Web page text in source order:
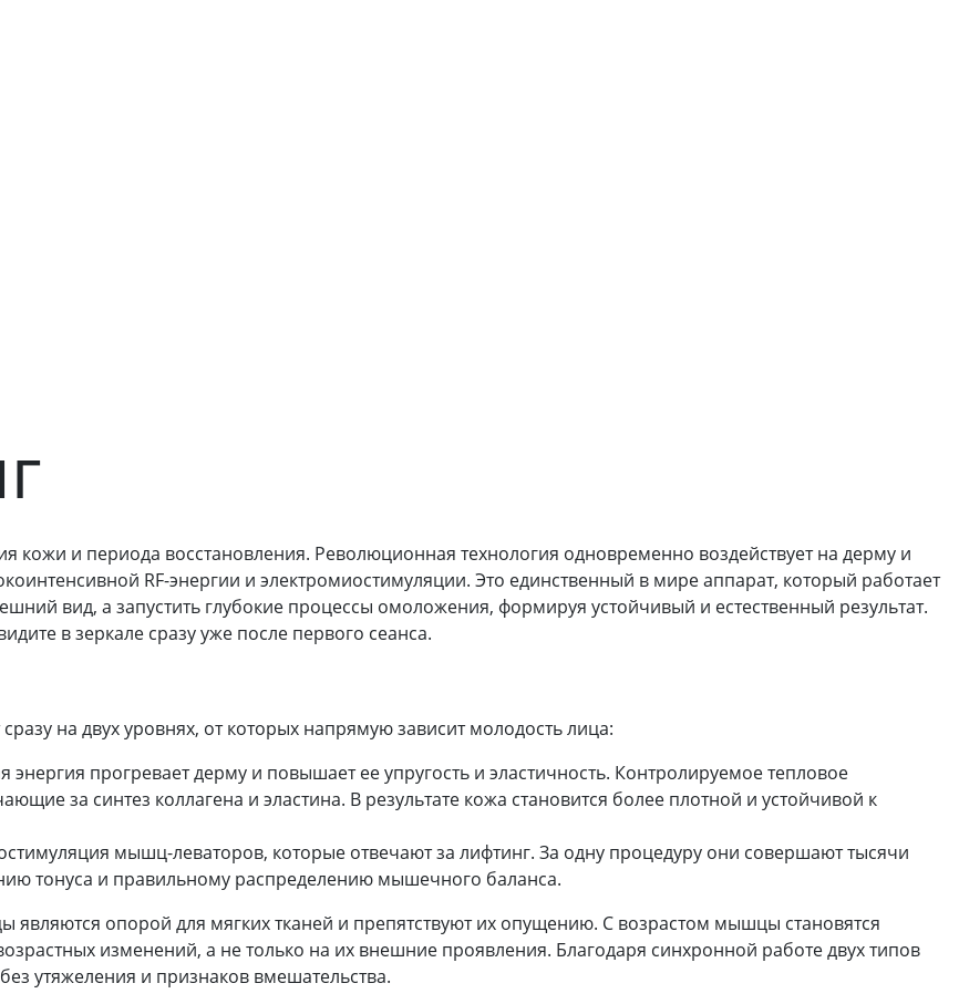
кожи и периода восстановления. Революционная технология одновременно воздействует на дерму и
RF-энергии и электромиостимуляции. Это единственный в мире аппарат, который работает
вид, а запустить глубокие процессы омоложения, формируя устойчивый и естественный результат.
в зеркале сразу уже после первого сеанса.
на двух уровнях, от которых напрямую зависит молодость лица:
прогревает дерму и повышает ее упругость и эластичность. Контролируемое тепловое
за синтез коллагена и эластина. В результате кожа становится более плотной и устойчивой к
мышц-леваторов, которые отвечают за лифтинг. За одну процедуру они совершают тысячи
тонуса и правильному распределению мышечного баланса.
являются опорой для мягких тканей и препятствуют их опущению. С возрастом мышцы становятся
изменений, а не только на их внешние проявления. Благодаря синхронной работе двух типов
утяжеления и признаков вмешательства.